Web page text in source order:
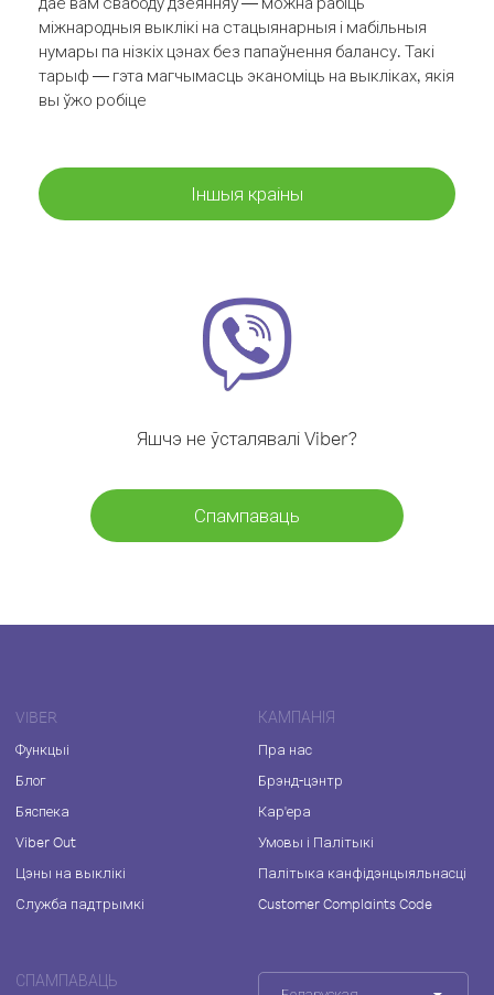
міжнародныя выклікі на стацыянарныя і мабільныя
нумары па нізкіх цэнах без папаўнення балансу. Такі
тарыф — гэта магчымасць эканоміць на выкліках, якія
вы ўжо робіце
Іншыя краіны
Яшчэ не ўсталявалі Viber?
Спампаваць
VIBER
Функцыі
Блог
Бяспека
Viber Out
Цэны на выклікі
Служба падтрымкі
КАМПАНІЯ
Пра нас
Брэнд-цэнтр
Кар'ера
Умовы і Палітыкі
Палітыка канфідэнцыяльнасці
Customer Complaints Code
СПАМПАВАЦЬ